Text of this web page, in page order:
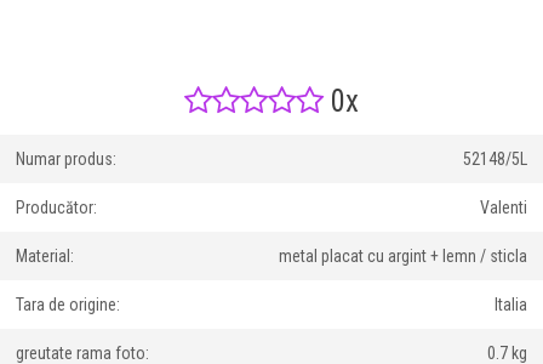
0x
Numar produs: 52148/5L
Producător: Valenti
Material: metal placat cu argint + lemn / sticla
Tara de origine: Italia
greutate rama foto: 0.7 kg